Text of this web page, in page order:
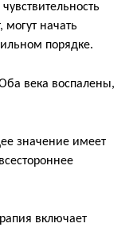
могут начать
порядке.
века воспалены,
значение имеет
включает